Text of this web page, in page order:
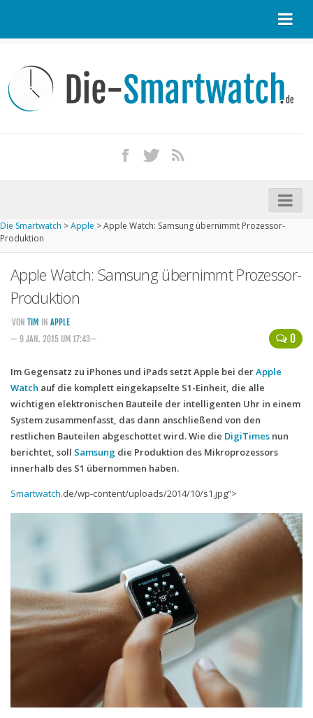
Kontakt / Tipp geben
Impressum
iPhone kaufen
Startseite
Kommende Smartwatches
Handytarife
Smartphonetarife
Datentarife
o2
Smartphonetarife
Mobilfunk-Vergleichsrechner
Mobilfunk-Tarifrechner
Flatrate-Datentarife
Die Smartwatch >Apple >Apple Watch: Samsung übernimmt Prozessor-
Produktion
Apple Watch: Samsung übernimmt Prozessor-
Produktion
0
VON TIM IN APPLE
— 9 JAN. 2015 UM 17:43—
Im Gegensatz zu iPhones und iPads setzt Apple bei derApple
Watch auf die komplett eingekapselte S1-Einheit, die alle
wichtigen elektronischen Bauteile der intelligenten Uhr in einem
System zusammenfasst, das dann anschließend von den
restlichen Bauteilen abgeschottet wird. Wie die DigiTimes nun
berichtet, soll Samsung die Produktion des Mikroprozessors
innerhalb des S1 übernommen haben.
Smartwatch.de/wp-content/uploads/2014/10/s1.jpg“>